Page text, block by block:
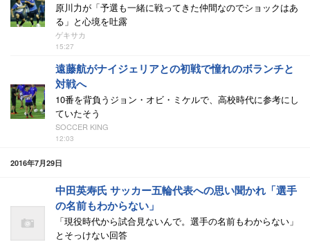
原川力が「予選も一緒に戦ってきた仲間なのでショックはあ
る」と心境を吐露
ゲキサカ
15:27
遠藤航がナイジェリアとの初戦で憧れのボランチと
対戦へ
10番を背負うジョン・オビ・ミケルで、高校時代に参考にし
ていたそう
SOCCER KING
12:03
2016年7月29日
中田英寿氏 サッカー五輪代表への思い聞かれ「選手
の名前もわからない」
「現役時代から試合見ないんで。選手の名前もわからない」
とそっけない回答